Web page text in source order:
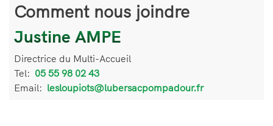
Comment nous joindre
Informations
contact
Justine AMPE
Directrice du Multi-Accueil
Tel: Téléphone
05 55 98 02 43
Email: Email
lesloupiots@lubersacpompadour.fr